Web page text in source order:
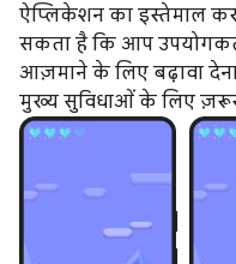
ऐप्लिकेशन का इस्तेमाल
सकता है कि आप
आज़माने के लिए बढ़ावा
मुख्य सुविधाओं के लिए